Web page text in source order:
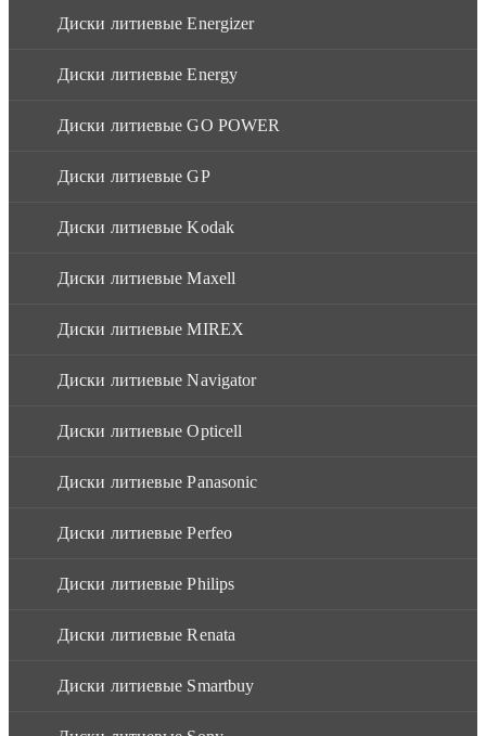
Диски литиевые Energizer
Диски литиевые Energy
Диски литиевые GO POWER
Диски литиевые GP
Диски литиевые Kodak
Диски литиевые Maxell
Диски литиевые MIREX
Диски литиевые Navigator
Диски литиевые Opticell
Диски литиевые Panasonic
Диски литиевые Perfeo
Диски литиевые Philips
Диски литиевые Renata
Диски литиевые Smartbuy